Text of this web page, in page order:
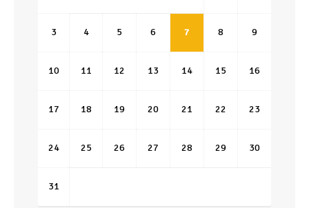
3 4 5 6 7 8 9
10 11 12 13 14 15 16
17 18 19 20 21 22 23
24 25 26 27 28 29 30
31